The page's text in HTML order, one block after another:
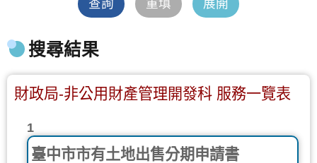
查詢 重填 展開
搜尋結果
財政局-非公用財產管理開發科 服務一覽表
1
臺中市市有土地出售分期申請書